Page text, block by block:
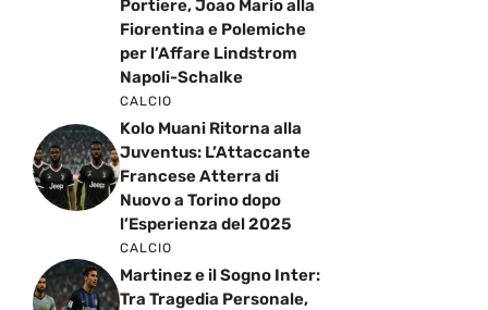
Portiere, Joao Mario alla
Fiorentina e Polemiche
per l’Affare Lindstrom
Napoli-Schalke
CALCIO
Kolo Muani Ritorna alla
Juventus: L’Attaccante
Francese Atterra di
Nuovo a Torino dopo
l’Esperienza del 2025
CALCIO
Martinez e il Sogno Inter:
Tra Tragedia Personale,